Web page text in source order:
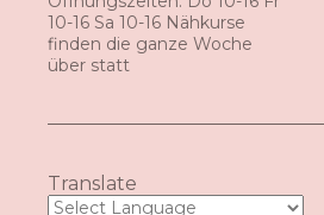
10-16 Sa 10-16 Nähkurse
finden die ganze Woche
über statt
Translate